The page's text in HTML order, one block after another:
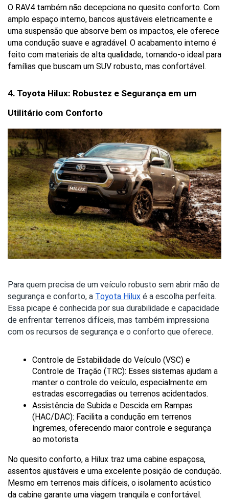
O RAV4 também não decepciona no quesito conforto. Com
amplo espaço interno, bancos ajustáveis eletricamente e
uma suspensão que absorve bem os impactos, ele oferece
uma condução suave e agradável. O acabamento interno é
feito com materiais de alta qualidade, tornando-o ideal para
famílias que buscam um SUV robusto, mas confortável.
4. Toyota Hilux: Robustez e Segurança em um
Utilitário com Conforto
Para quem precisa de um veículo robusto sem abrir mão de
segurança e conforto, a Toyota Hilux é a escolha perfeita.
Essa picape é conhecida por sua durabilidade e capacidade
de enfrentar terrenos difíceis, mas também impressiona
com os recursos de segurança e o conforto que oferece.
Controle de Estabilidade do Veículo (VSC) e
Controle de Tração (TRC): Esses sistemas ajudam a
manter o controle do veículo, especialmente em
estradas escorregadias ou terrenos acidentados.
Assistência de Subida e Descida em Rampas
(HAC/DAC): Facilita a condução em terrenos
íngremes, oferecendo maior controle e segurança
ao motorista.
No quesito conforto, a Hilux traz uma cabine espaçosa,
assentos ajustáveis e uma excelente posição de condução.
Mesmo em terrenos mais difíceis, o isolamento acústico
da cabine garante uma viagem tranquila e confortável.